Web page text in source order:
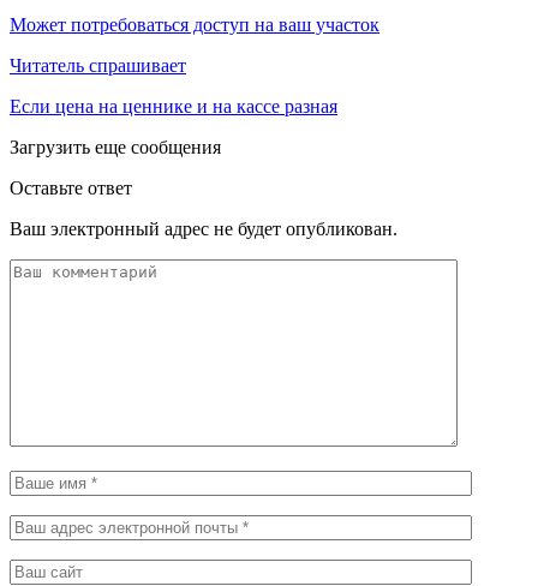
Может потребоваться доступ на ваш участок
Читатель спрашивает
Если цена на ценнике и на кассе разная
Загрузить еще сообщения
Оставьте ответ
Ваш электронный адрес не будет опубликован.